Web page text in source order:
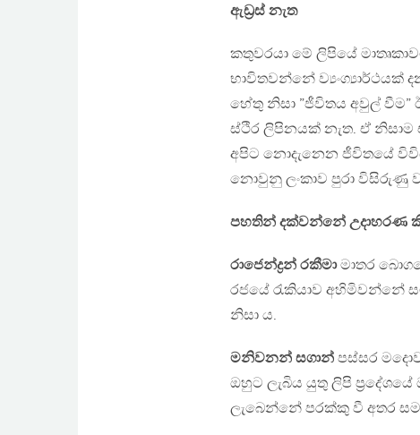
ඇඩ්‍රස් නැත
කතුවරයා මේ ලිපියේ
භාවිතවන්නේ ව්‍යංග්‍යාර්ථයක්
හේතු නිසා ”ජීවිතය අවුල් වීම”
ස්ථිර ලිපිනයක් නැත. ඒ
අපිට නොදැනෙන ජීවිතයේ
නොවුනු ලංකාව පුරා විසිරුණු
පහතින් දක්වන්නේ උදාහරණ
රාජෙන්ද්‍රන් රකීමාමාතර
රජයේ රැකියාව අහිමිවන්නේ
නිසා ය.
මනිවනන් සගාන් පස්සර
ඔහුට ලැබිය යුතු ලිපි
ලැබෙන්නේ පරක්කු වී අතර